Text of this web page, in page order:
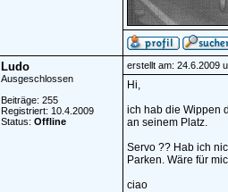
Ludo
Ausgeschlossen
Beiträge: 255
Registriert: 10.4.2009
Status: Offline
erstellt am: 24.6.2009
Hi,
ich hab die Wippen
an seinem Platz.
Servo ?? Hab ich
Parken. Wäre für
ciao